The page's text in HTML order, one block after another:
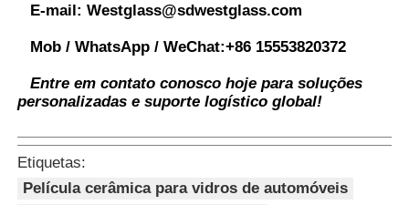
E-mail: Westglass@sdwestglass.com
Mob / WhatsApp / WeChat:+86 15553820372
Entre em contato conosco hoje para soluções
personalizadas e suporte logístico global!
Etiquetas:
Película cerâmica para vidros de automóveis